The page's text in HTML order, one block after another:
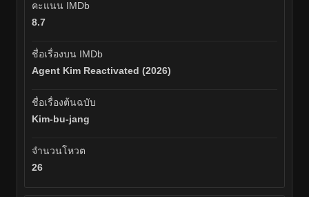
คะแนน IMDb
8.7
ชื่อเรื่องบน IMDb
Agent Kim Reactivated (2026)
ชื่อเรื่องต้นฉบับ
Kim-bu-jang
จำนวนโหวต
26